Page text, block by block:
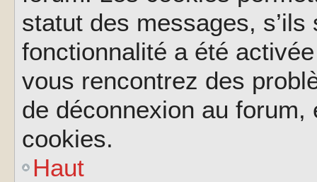
statut des messages,
fonctionnalité a été
vous rencontrez des
de déconnexion au
cookies.
Haut